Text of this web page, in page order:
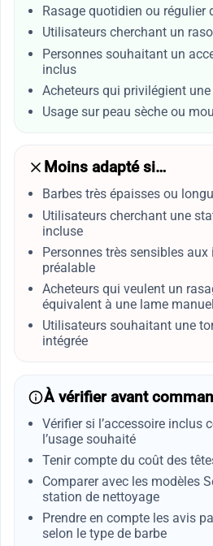
Rasage quotidien ou régulier
Utilisateurs cherchant un
Personnes souhaitant un
inclus
Acheteurs qui privilégient
Usage sur peau sèche ou
Moins adapté si…
Barbes très épaisses ou
Utilisateurs cherchant une
incluse
Personnes très sensibles
préalable
Acheteurs qui veulent un
équivalent à une lame
Utilisateurs souhaitant une
intégrée
À vérifier avant
Vérifier si l’accessoire inclus
l’usage souhaité
Tenir compte du coût des
Comparer avec les modèles
station de nettoyage
Prendre en compte les avis
selon le type de barbe